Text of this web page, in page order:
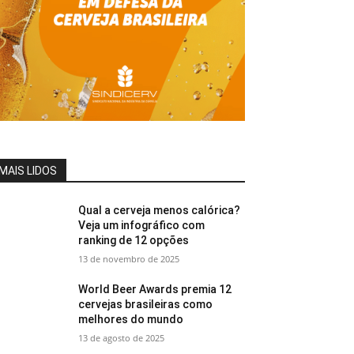
LIDOS
Qual a cerveja menos calórica?
Veja um infográfico com
ranking de 12 opções
13 de novembro de 2025
World Beer Awards premia 12
cervejas brasileiras como
melhores do mundo
13 de agosto de 2025